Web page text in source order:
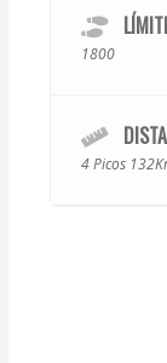
1800
4 Picos